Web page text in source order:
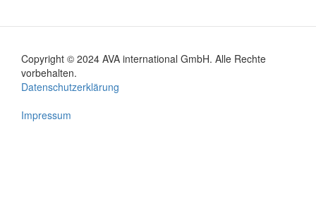
Copyright © 2024 AVA international GmbH. Alle Rechte
vorbehalten.
Footer
menu
Datenschutzerklärung
Impressum